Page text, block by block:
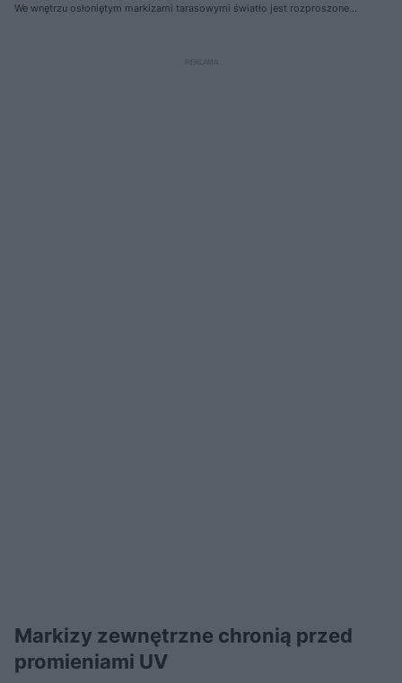
We wnętrzu osłoniętym markizami tarasowymi światło jest rozproszone,
Markizy zewnętrzne chronią przed
promieniami UV